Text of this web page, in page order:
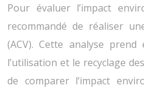
Pour évaluer l’impact
recommandé de réaliser
(ACV). Cette analyse
l’utilisation et le recyclage
de comparer l’impact